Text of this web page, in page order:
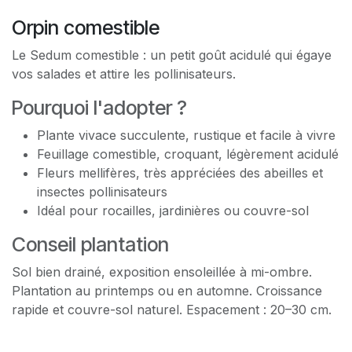
Orpin comestible
Le Sedum comestible : un petit goût acidulé qui égaye
vos salades et attire les pollinisateurs.
Pourquoi l'adopter ?
Plante vivace succulente, rustique et facile à vivre
Feuillage comestible, croquant, légèrement acidulé
Fleurs mellifères, très appréciées des abeilles et
insectes pollinisateurs
Idéal pour rocailles, jardinières ou couvre-sol
Conseil plantation
Sol bien drainé, exposition ensoleillée à mi-ombre.
Plantation au printemps ou en automne. Croissance
rapide et couvre-sol naturel. Espacement : 20–30 cm.